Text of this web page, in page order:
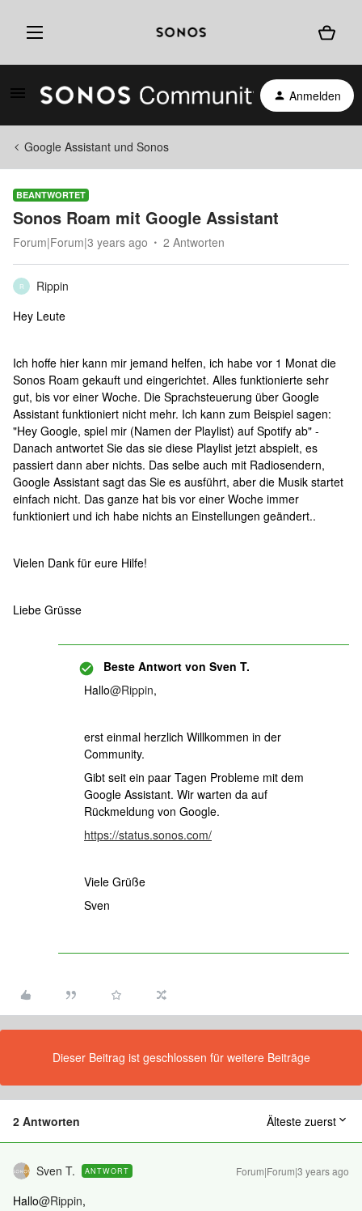
Anmelden
Google Assistant und Sonos
BEANTWORTET
Sonos Roam mit Google Assistant
Forum|Forum|3 years ago 2 Antworten
R
Rippin
Hey Leute
Ich hoffe hier kann mir jemand helfen, ich habe vor 1 Monat die
Sonos Roam gekauft und eingerichtet. Alles funktionierte sehr
gut, bis vor einer Woche. Die Sprachsteuerung über Google
Assistant funktioniert nicht mehr. Ich kann zum Beispiel sagen:
"Hey Google, spiel mir (Namen der Playlist) auf Spotify ab" -
Danach antwortet Sie das sie diese Playlist jetzt abspielt, es
passiert dann aber nichts. Das selbe auch mit Radiosendern,
Google Assistant sagt das Sie es ausführt, aber die Musik startet
einfach nicht. Das ganze hat bis vor einer Woche immer
funktioniert und ich habe nichts an Einstellungen geändert..
Vielen Dank für eure Hilfe!
Liebe Grüsse
Beste Antwort von Sven T.
Hallo@Rippin,
erst einmal herzlich Willkommen in der
Community.
Gibt seit ein paar Tagen Probleme mit dem
Google Assistant. Wir warten da auf
Rückmeldung von Google.
https://status.sonos.com/
Viele Grüße
Sven
Dieser Beitrag ist geschlossen für weitere Beiträge
2 Antworten Älteste zuerst
Sven T. ANTWORT Forum|Forum|3 years ago
Hallo@Rippin,